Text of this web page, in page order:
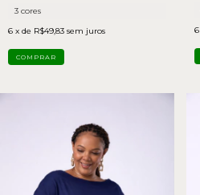
3 cores
6 x de R$49,83 sem juros
COMPRAR
6